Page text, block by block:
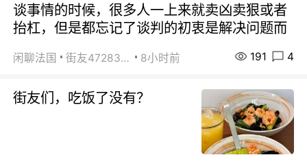
谈事情的时候，很多人一上来就卖凶卖狠或者
抬杠，但是都忘记了谈判的初衷是解决问题而
闲聊法国 街友472838572 8小时前 191 4
街友们，吃饭了没有？